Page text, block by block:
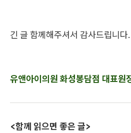
긴 글 함께해주셔서 감사드립니
유앤아이의원 화성봉담점 대표원
<함께 읽으면 좋은 글>